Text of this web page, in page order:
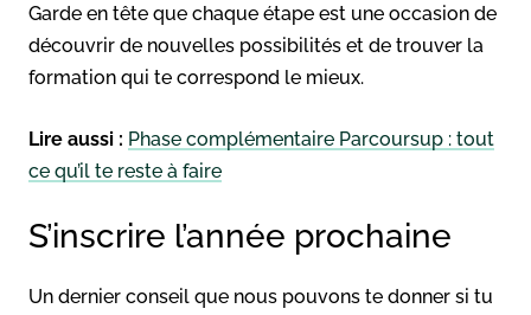
Garde en tête que chaque étape est une occasion de
découvrir de nouvelles possibilités et de trouver la
formation qui te correspond le mieux.
Lire aussi : Phase complémentaire Parcoursup : tout
ce qu’il te reste à faire
S’inscrire l’année prochaine
Un dernier conseil que nous pouvons te donner si tu